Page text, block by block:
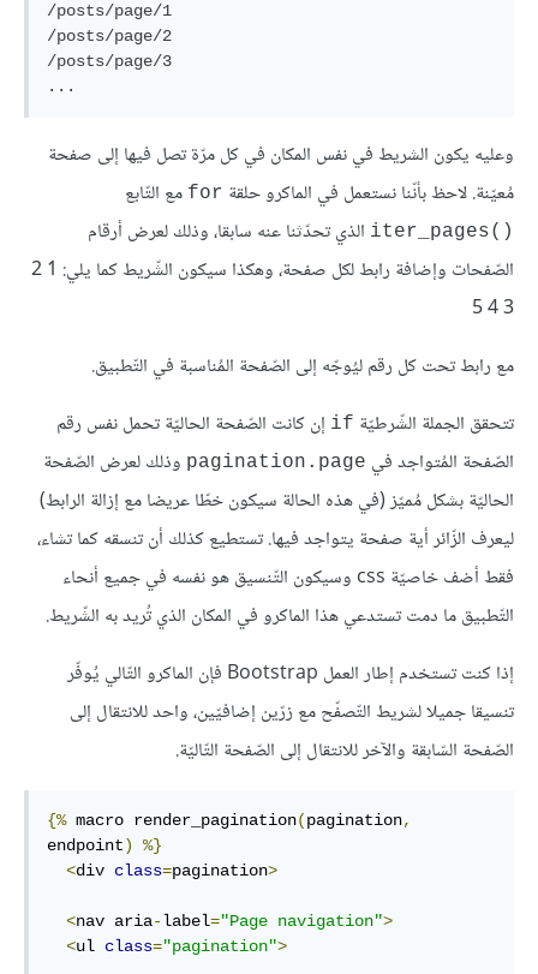
/posts/page/1
/posts/page/2
/posts/page/3
وعليه يكون الشريط في نفس المكان في كل مرّة تصل فيها إلى صفحة
مُعيّنة. لاحظ بأنّنا نستعمل في الماكرو حلقة for مع التّابع
()iter_pages
الذي تحدّثنا عنه سابقا، وذلك لعرض أرقام
الصّفحات وإضافة رابط لكل صفحة، وهكذا سيكون الشّريط كما يلي: 1 2
3 4 5
مع رابط تحت كل رقم ليُوجّه إلى الصّفحة المُناسبة في التّطبيق.
تتحقق الجملة الشّرطيّة if إن كانت الصّفحة الحاليّة تحمل نفس رقم
الصّفحة المُتواجد في pagination.page وذلك لعرض الصّفحة
الحاليّة بشكل مُميّز (في هذه الحالة سيكون خطّا عريضا مع إزالة الرابط)
ليعرف الزّائر أية صفحة يتواجد فيها. تستطيع كذلك أن تنسقه كما تشاء،
فقط أضف خاصيّة css وسيكون التّنسيق هو نفسه في جميع أنحاء
التّطبيق ما دمت تستدعي هذا الماكرو في المكان الذي تُريد به الشّريط.
إذا كنت تستخدم إطار العمل Bootstrap فإن الماكرو التّالي يُوفّر
تنسيقا جميلا لشريط التّصفّح مع زرّين إضافيّين، واحد للانتقال إلى
الصّفحة السّابقة والآخر للانتقال إلى الصّفحة التّاليّة.
{% macro render_pagination(pagination,
endpoint)
%}
<div class=pagination>
<nav aria-label="Page navigation">
<ul class="pagination">